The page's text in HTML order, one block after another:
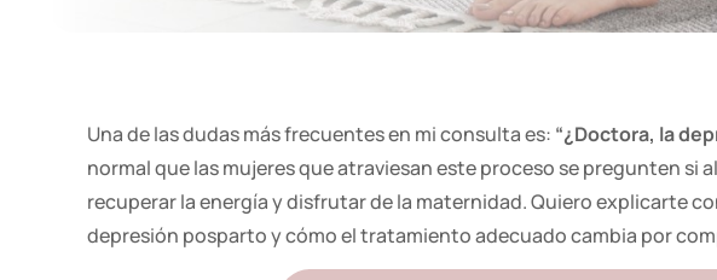
Una de las dudas más frecuentes en mi consulta es: “¿Doctora, la
normal que las mujeres que atraviesan este proceso se pregunten si
recuperar la energía y disfrutar de la maternidad. Quiero explicarte
depresión posparto y cómo el tratamiento adecuado cambia por